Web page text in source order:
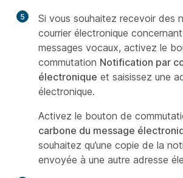
5
Si vous souhaitez recevoir des
courrier électronique
messages vocaux, activez le
commutation Notification par
électronique et saisissez une
électronique.
Activez le bouton de
carbone du message
souhaitez qu’une copie de la
envoyée à une autre adresse